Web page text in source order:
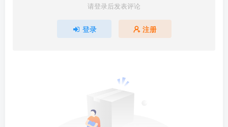
请登录后发表评论
登录 注册